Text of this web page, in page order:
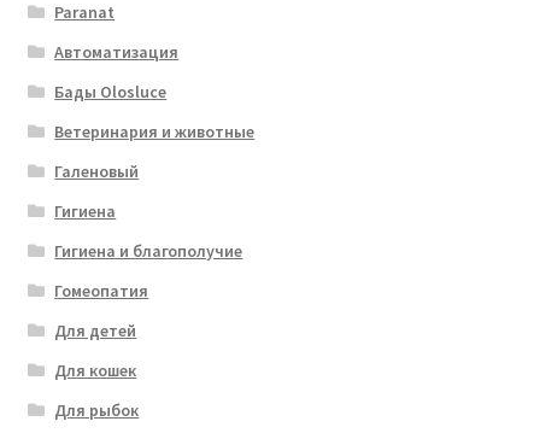
Paranat
Автоматизация
Бады Olosluce
Ветеринария и животные
Галеновый
Гигиена
Гигиена и благополучие
Гомеопатия
Для детей
Для кошек
Для рыбок